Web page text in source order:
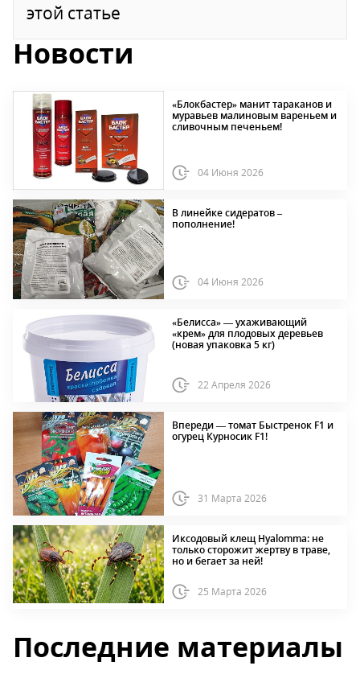
этой статье
Новости
«Блокбастер» манит тараканов и
муравьев малиновым вареньем и
сливочным печеньем!
04 Июня 2026
В линейке сидератов –
пополнение!
04 Июня 2026
«Белисса» — ухаживающий
«крем» для плодовых деревьев
(новая упаковка 5 кг)
22 Апреля 2026
Впереди — томат Быстренок F1 и
огурец Курносик F1!
31 Марта 2026
Иксодовый клещ Hyalomma: не
только сторожит жертву в траве,
но и бегает за ней!
25 Марта 2026
Последние материалы